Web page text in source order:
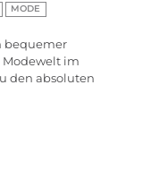
MODE
bequemer
Modewelt im
den absoluten